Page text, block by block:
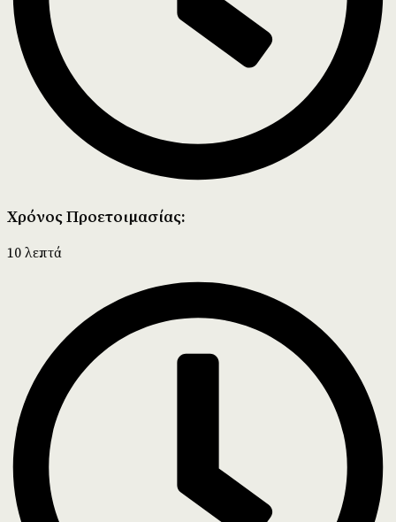
Χρόνος Προετοιμασίας:
10 λεπτά